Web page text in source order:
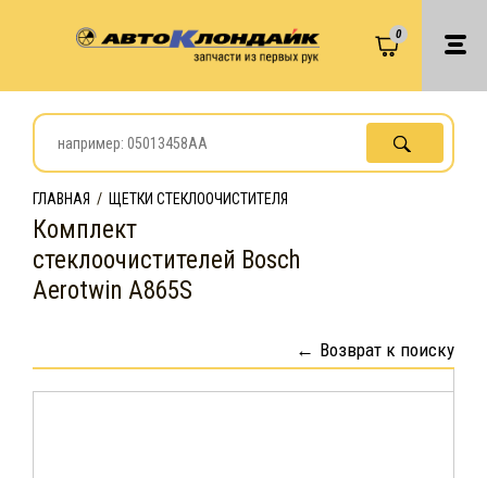
0
ГЛАВНАЯ / ЩЕТКИ СТЕКЛООЧИСТИТЕЛЯ
Комплект
стеклоочистителей Bosch
Aerotwin A865S
Возврат к поиску